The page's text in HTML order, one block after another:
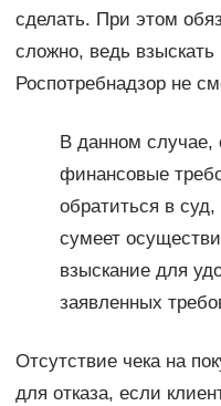
сделать. При этом
сложно, ведь
Роспотребнадзор не
В данном случае,
финансовые
обратиться в суд,
сумеет
взыскание для
заявленных
Отсутствие чека на
для отказа, если